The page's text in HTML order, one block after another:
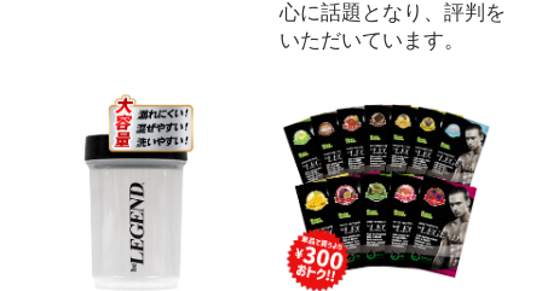
心に話題となり、評判を
いただいています。